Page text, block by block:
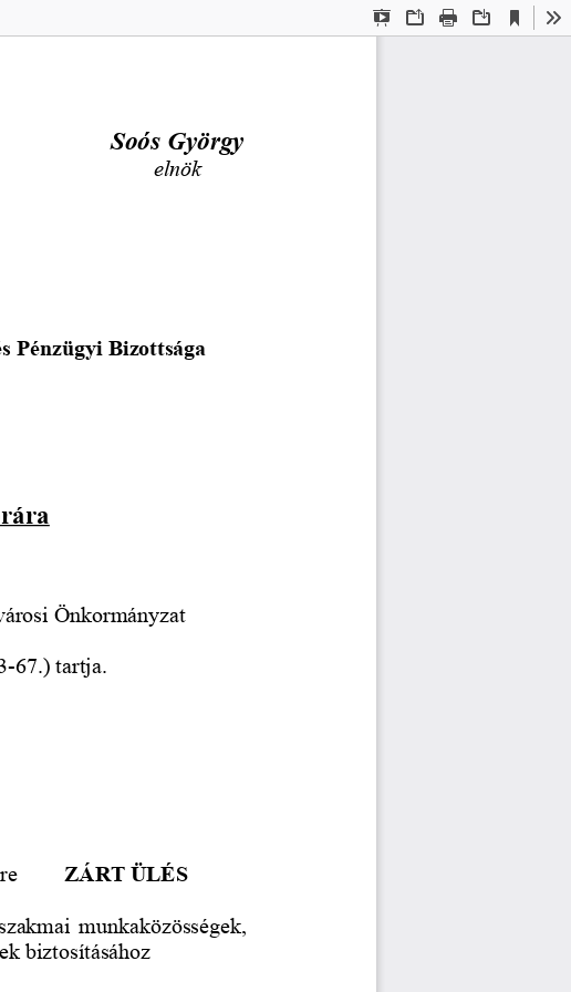
Presentation
OpenPrint Download
Current
View
Soós György
elnök
Pénzügyi Bizottsága
Önkormányzat
67.) tartja.
ZÁRT ÜLÉS
munkaközösségek,
biztosításához